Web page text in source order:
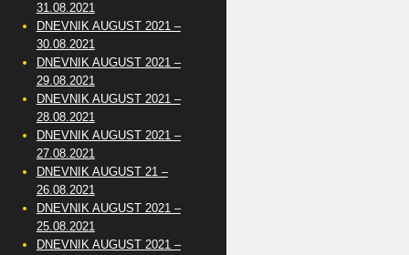
31.08.2021
DNEVNIK AUGUST 2021 –
30.08.2021
DNEVNIK AUGUST 2021 –
29.08.2021
DNEVNIK AUGUST 2021 –
28.08.2021
DNEVNIK AUGUST 2021 –
27.08.2021
DNEVNIK AUGUST 21 –
26.08.2021
DNEVNIK AUGUST 2021 –
25.08.2021
DNEVNIK AUGUST 2021 –